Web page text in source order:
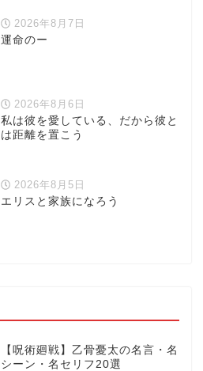
2026年8月7日
運命のー
2026年8月6日
私は彼を愛している、だから彼と
は距離を置こう
2026年8月5日
エリスと家族になろう
【呪術廻戦】乙骨憂太の名言・名
シーン・名セリフ20選